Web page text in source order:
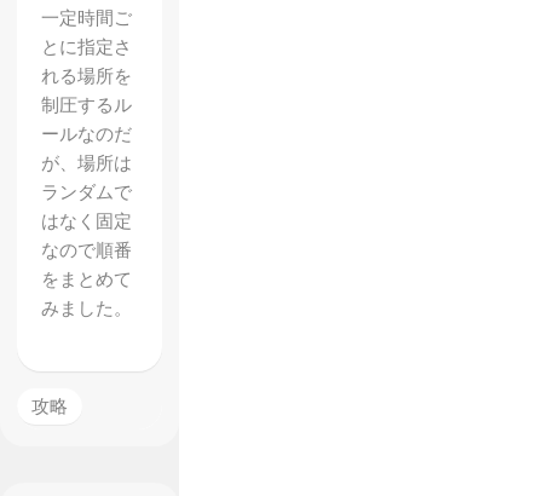
一定時間ご
とに指定さ
れる場所を
制圧するル
ールなのだ
が、場所は
ランダムで
はなく固定
なので順番
をまとめて
みました。
攻略
【CoD
：
BO2】
12月6
日配信